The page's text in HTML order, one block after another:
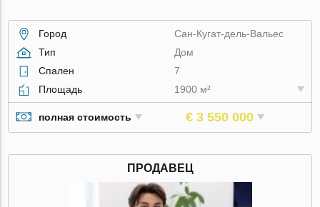
Город
Сан-Кугат-дель-Вальес
Тип
Дом
Спален
7
Площадь
1900 м²
полная стоимость € 3 550 000
ПРОДАВЕЦ